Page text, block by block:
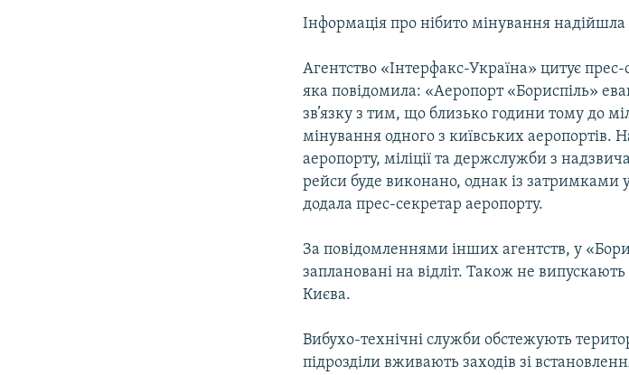
Інформація про нібито мінування
Агентство «Інтерфакс-Україна» цитує
яка повідомила: «Аеропорт «Бориспіль»
зв’язку з тим, що близько години тому до
мінування одного з київських аеропортів.
аеропорту, міліції та держслужби з
рейси буде виконано, однак із затримками
додала прес-секретар аеропорту.
За повідомленнями інших агентств, у
заплановані на відліт. Також не
Києва.
Вибухо-технічні служби обстежують
підрозділи вживають заходів зі